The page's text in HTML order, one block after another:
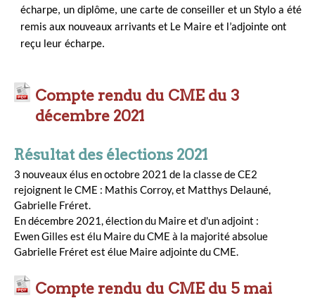
écharpe, un diplôme, une carte de conseiller et un Stylo a été
remis aux nouveaux arrivants et Le Maire et l’adjointe ont
reçu leur écharpe.
Compte rendu du CME du 3
décembre 2021
Résultat des élections 2021
3 nouveaux élus en octobre 2021 de la classe de CE2
rejoignent le CME : Mathis Corroy, et Matthys Delauné,
Gabrielle Fréret.
En décembre 2021, élection du Maire et d'un adjoint :
Ewen Gilles est élu Maire du CME à la majorité absolue
Gabrielle Fréret est élue Maire adjointe du CME.
Compte rendu du CME du 5 mai